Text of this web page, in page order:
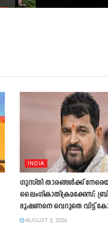
INDIA
ഗുസ്തി താരങ്ങൾക്ക്
ലൈംഗികാതിക്രമക്കേസ്;
ഭൂഷണനെ വെറുതെ വിട്ട്
AUGUST 3, 2026